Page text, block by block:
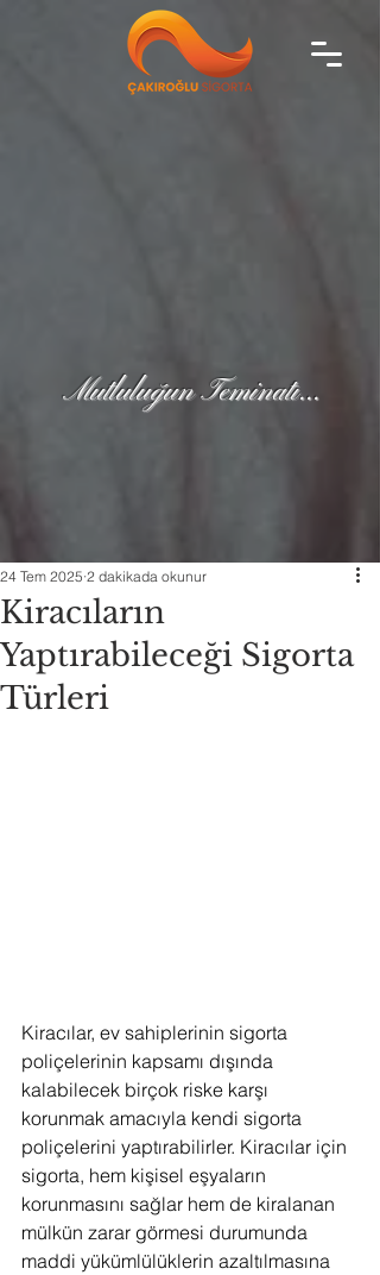
Mutluluğun Teminatı...
Kiracıların
Yaptırabileceği Sigorta
Türleri
24 Tem 2025 2 dakikada okunur
Kiracılar, ev sahiplerinin sigorta
poliçelerinin kapsamı dışında
kalabilecek birçok riske karşı
korunmak amacıyla kendi sigorta
poliçelerini yaptırabilirler. Kiracılar için
sigorta, hem kişisel eşyaların
korunmasını sağlar hem de kiralanan
mülkün zarar görmesi durumunda
maddi yükümlülüklerin azaltılmasına